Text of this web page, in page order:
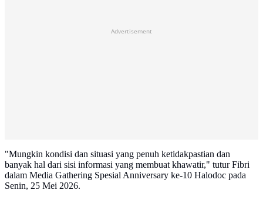
Advertisement
"Mungkin kondisi dan situasi yang penuh ketidakpastian dan
banyak hal dari sisi informasi yang membuat khawatir," tutur Fibri
dalam Media Gathering Spesial Anniversary ke-10 Halodoc pada
Senin, 25 Mei 2026.